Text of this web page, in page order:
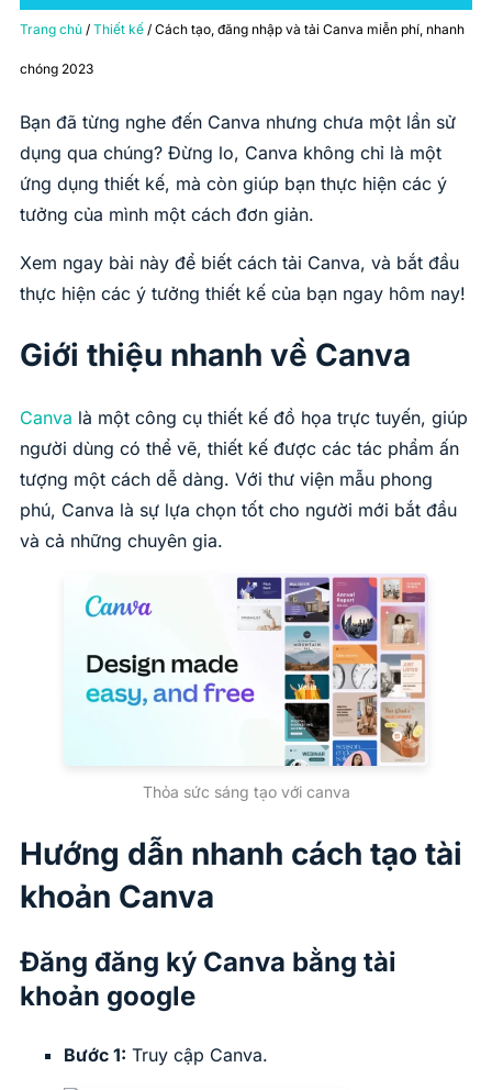
Trang chủ / Thiết kế / Cách tạo, đăng nhập và tải Canva miễn phí, nhanh
chóng 2023
Bạn đã từng nghe đến Canva nhưng chưa một lần sử
dụng qua chúng? Đừng lo, Canva không chỉ là một
ứng dụng thiết kế, mà còn giúp bạn thực hiện các ý
tưởng của mình một cách đơn giản.
Xem ngay bài này để biết cách tải Canva, và bắt đầu
thực hiện các ý tưởng thiết kế của bạn ngay hôm nay!
Giới thiệu nhanh về Canva
Canva là một công cụ thiết kế đồ họa trực tuyến, giúp
người dùng có thể vẽ, thiết kế được các tác phẩm ấn
tượng một cách dễ dàng. Với thư viện mẫu phong
phú, Canva là sự lựa chọn tốt cho người mới bắt đầu
và cả những chuyên gia.
Thỏa sức sáng tạo với canva
Hướng dẫn nhanh cách tạo tài
khoản Canva
Đăng đăng ký Canva bằng tài
khoản google
Bước 1: Truy cập Canva.